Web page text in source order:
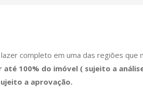
completo em uma das regiões que
até 100% do imóvel ( sujeito a
a aprovação.